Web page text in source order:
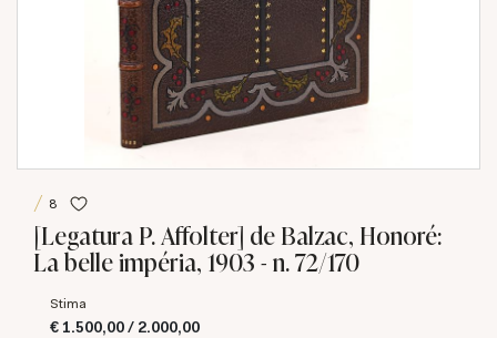
8
[Legatura P. Affolter] de Balzac, Honoré:
La belle impéria, 1903 - n. 72/170
Stima
€ 1.500,00 / 2.000,00